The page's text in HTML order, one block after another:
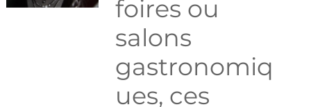
foires ou
salons
gastronomiq
ues, ces